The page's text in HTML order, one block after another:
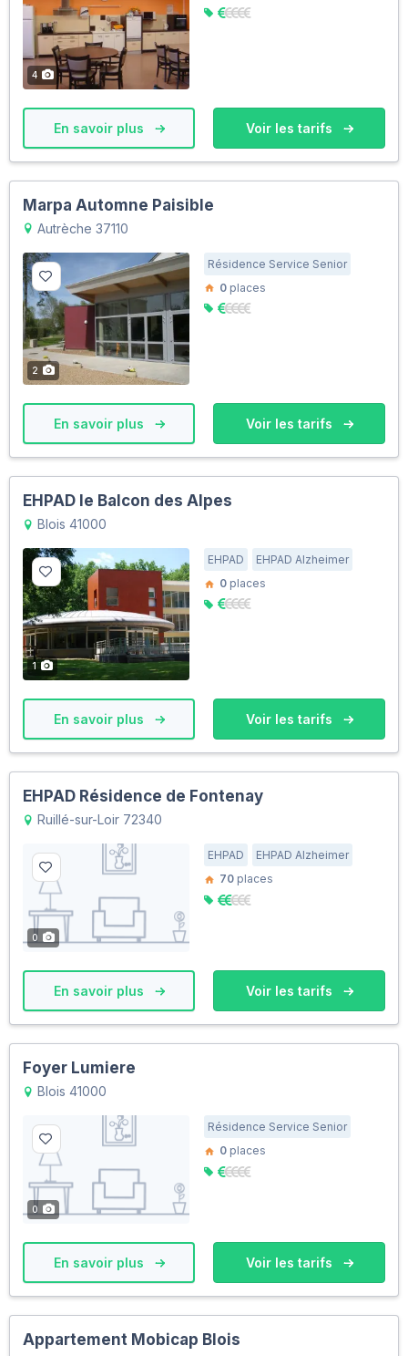
4
En savoir plus Voir les tarifs
Marpa Automne Paisible
Autrèche 37110
2
Résidence Service Senior
0 places
En savoir plus Voir les tarifs
EHPAD le Balcon des Alpes
Blois 41000
1
EHPAD
EHPAD Alzheimer
0 places
En savoir plus Voir les tarifs
EHPAD Résidence de Fontenay
Ruillé-sur-Loir 72340
0
EHPAD
EHPAD Alzheimer
70 places
En savoir plus Voir les tarifs
Foyer Lumiere
Blois 41000
0
Résidence Service Senior
0 places
En savoir plus Voir les tarifs
Appartement Mobicap Blois